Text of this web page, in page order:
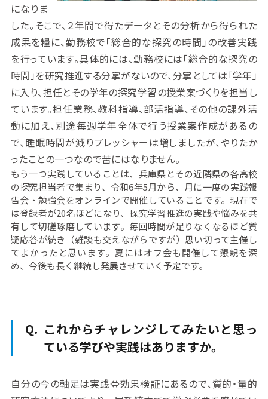
になりま
した。そこで、２年間で得たデータとその分析から得られた
成果を糧に、勤務校で「総合的な探究の時間」の改善実践
を行っています。具体的には、勤務校には「総合的な探究の
時間」を研究推進する分掌がないので、分掌としては「学年」
に入り、担任とその学年の探究学習の授業案づくりを担当し
ています。担任業務、教科指導、部活指導、その他の課外活
動に加え、別途毎週学年全体で行う授業案作成があるの
で、睡眠時間が減りプレッシャーは増しましたが、やりたか
ったことの一つなので苦にはなりません。
もう一つ実践していることは、兵庫県とその近隣県の各高校
の探究担当者で集まり、令和6年5月から、月に一度の実践報
告会・勉強会をオンラインで開催していることです。現在で
は登録者が20名ほどになり、探究学習推進の実践や悩みを共
有して切磋琢磨しています。毎回時間が足りなくなるほど質
疑応答が続き（雑談も交えながらですが）思い切って主催し
てよかったと思います。夏にはオフ会も開催して懇親を深
め、今後も長く継続し発展させていく予定です。
これからチャレンジしてみたいと思っ
ている学びや実践はありますか。
自分の今の軸足は実践⇔効果検証にあるので、質的・量的